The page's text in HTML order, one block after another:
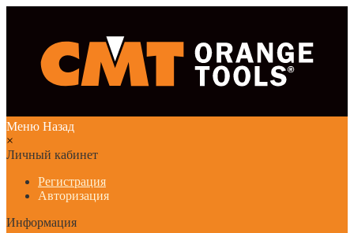
Меню Назад
×
Личный кабинет
Регистрация
Авторизация
Информация